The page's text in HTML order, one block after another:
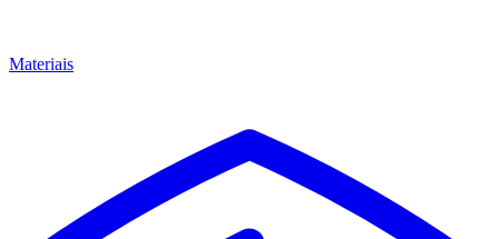
Materiais